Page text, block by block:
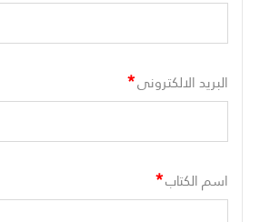
البريد الالكترونى*
اسم الكتاب*